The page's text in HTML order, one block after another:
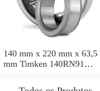
140 mm x 220 mm x 63,5
mm Timken 140RN91